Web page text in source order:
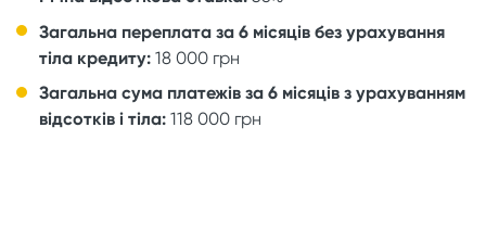
Загальна переплата за 6 місяців без урахування
тіла кредиту: 18 000 грн
Загальна сума платежів за 6 місяців з урахуванням
відсотків і тіла: 118 000 грн